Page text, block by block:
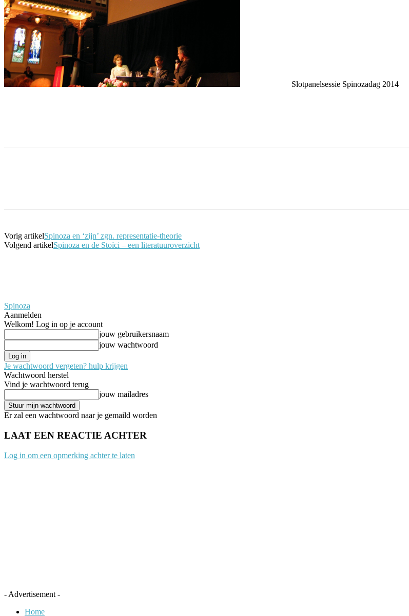
Slotpanelsessie Spinozadag 2014
Vorig artikelSpinoza en ‘zijn’ zgn. representatie-theorie
Volgend artikelSpinoza en de Stoïci – een literatuuroverzicht
Spinoza
Aanmelden
Welkom! Log in op je account
jouw gebruikersnaam
jouw wachtwoord
Je wachtwoord vergeten? hulp krijgen
Wachtwoord herstel
Vind je wachtwoord terug
jouw mailadres
Er zal een wachtwoord naar je gemaild worden
LAAT EEN REACTIE ACHTER
Log in om een opmerking achter te laten
- Advertisement -
Home